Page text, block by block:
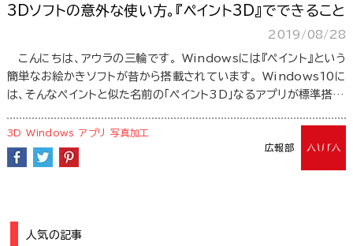
3Dソフトの意外な使い方。『ペイント3D』でできること
2019/08/28
こんにちは、アウラの三輪です。 Windowsには『ペイント』という
簡単なお絵かきソフトが昔から搭載されています。 Windows10に
は、そんなペイントと似た名前の「ペイント3D」なるアプリが標準搭…
広報部
3D Windows アプリ 写真加工
人気の記事